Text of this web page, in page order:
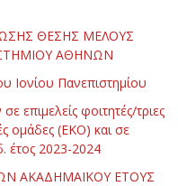
ΘΕΣΗΣ ΜΕΛΟΥΣ
ΑΘΗΝΩΝ
Ιονίου Πανεπιστημίου
επιμελείς φοιτητές/τριες
ομάδες (ΕΚΟ) και σε
έτος 2023-2024
ΑΚΑΔΗΜΑΪΚΟΥ ΕΤΟΥΣ